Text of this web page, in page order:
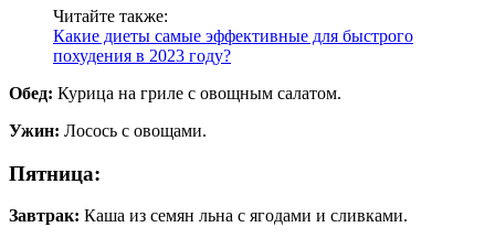
Читайте также:
Какие диеты самые эффективные для быстрого
похудения в 2023 году?
Обед: Курица на гриле с овощным салатом.
Ужин: Лосось с овощами.
Пятница:
Завтрак: Каша из семян льна с ягодами и сливками.